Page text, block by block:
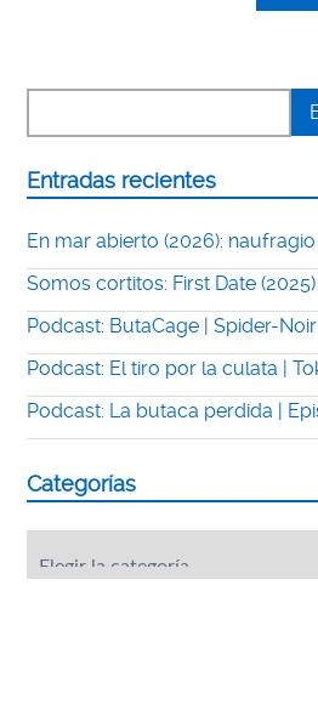
Entradas recientes
En mar abierto (2026):
Somos cortitos: First Date (2025)
Podcast: ButaCage | Spider-Noir
Podcast: El tiro por la culata |
Podcast: La butaca perdida |
Categorías